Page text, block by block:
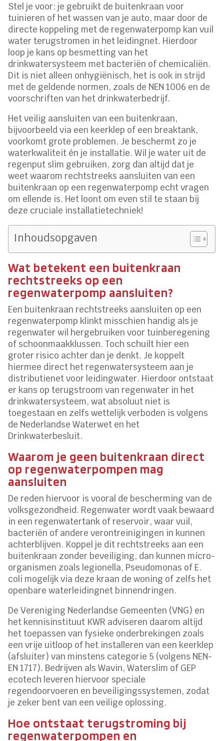
Stel je voor: je gebruikt de buitenkraan voor
tuinieren of het wassen van je auto, maar door de
directe koppeling met de regenwaterpomp kan vuil
water terugstromen in het leidingnet. Hierdoor
loop je kans op besmetting van het
drinkwatersysteem met bacteriën of chemicaliën.
Dit is niet alleen onhygiënisch, het is ook in strijd
met de geldende normen, zoals de NEN 1006 en de
voorschriften van het drinkwaterbedrijf.
Het veilig aansluiten van een buitenkraan,
bijvoorbeeld via een keerklep of een breaktank,
voorkomt grote problemen. Je beschermt zo je
waterkwaliteit én je installatie. Wil je water uit de
regenput slim gebruiken, zorg dan altijd dat je
weet waarom rechtstreeks aansluiten van een
buitenkraan op een regenwaterpomp echt vragen
om ellende is. Het loont om even stil te staan bij
deze cruciale installatietechniek!
Inhoudsopgaven
Wat betekent een buitenkraan
rechtstreeks op een
regenwaterpomp aansluiten?
Een buitenkraan rechtstreeks aansluiten op een
regenwaterpomp klinkt misschien handig als je
regenwater wil hergebruiken voor tuinberegening
of schoonmaakklussen. Toch schuilt hier een
groter risico achter dan je denkt. Je koppelt
hiermee direct het regenwatersysteem aan je
distributienet voor leidingwater. Hierdoor ontstaat
er kans op terugstroom van regenwater in het
drinkwatersysteem, wat absoluut niet is
toegestaan en zelfs wettelijk verboden is volgens
de Nederlandse Waterwet en het
Drinkwaterbesluit.
Waarom je geen buitenkraan direct
op regenwaterpompen mag
aansluiten
De reden hiervoor is vooral de bescherming van de
volksgezondheid. Regenwater wordt vaak bewaard
in een regenwatertank of reservoir, waar vuil,
bacteriën of andere verontreinigingen in kunnen
achterblijven. Koppel je dit rechtstreeks aan een
buitenkraan zonder beveiliging, dan kunnen micro-
organismen zoals legionella, Pseudomonas of E.
coli mogelijk via deze kraan de woning of zelfs het
openbare waterleidingnet binnendringen.
De Vereniging Nederlandse Gemeenten (VNG) en
het kennisinstituut KWR adviseren daarom altijd
het toepassen van fysieke onderbrekingen zoals
een vrije uitloop of het installeren van een keerklep
(afsluiter) van minstens categorie 5 (volgens NEN-
EN 1717). Bedrijven als Wavin, Waterslim of GEP
ecotech leveren hiervoor speciale
regendoorvoeren en beveiligingssystemen, zodat
je zeker bent van een veilige oplossing.
Hoe ontstaat terugstroming bij
regenwaterpompen en